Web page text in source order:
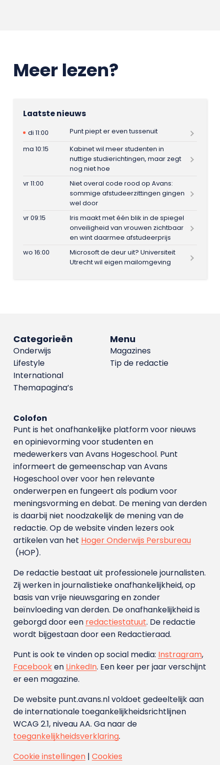
Meer lezen?
Laatste nieuws
di 11:00
Punt piept er even tussenuit
ma 10:15
Kabinet wil meer studenten in
nuttige studierichtingen, maar zegt
nog niet hoe
vr 11:00
Niet overal code rood op Avans:
sommige afstudeerzittingen gingen
wel door
vr 09:15
Iris maakt met één blik in de spiegel
onveiligheid van vrouwen zichtbaar
en wint daarmee afstudeerprijs
wo 16:00
Microsoft de deur uit? Universiteit
Utrecht wil eigen mailomgeving
Menu
Magazines
Tip de redactie
Categorieën
Onderwijs
Lifestyle
International
Themapagina’s
Colofon
Punt is het onafhankelijke platform voor nieuws
en opinievorming voor studenten en
medewerkers van Avans Hoge­school. Punt
informeert de gemeenschap van Avans
Hogeschool over voor hen relevante
onderwerpen en fungeert als podium voor
meningsvorming en debat. De mening van derden
is daarbij niet noodzakelijk de mening van de
redactie. Op de website vinden lezers ook
artikelen van het Hoger Onderwijs Persbureau
(HOP).
De redactie bestaat uit professionele journalisten.
Zij werken in journalistieke onafhankelijkheid, op
basis van vrije nieuwsgaring en zonder
beïnvloeding van derden. De onafhankelijkheid is
geborgd door een redactiestatuut. De redactie
wordt bijgestaan door een Redactieraad.
Punt is ook te vinden op social media: Instragram,
Facebooken LinkedIn. Een keer per jaar verschijnt
er een magazine.
De website punt.avans.nl voldoet gedeeltelijk aan
de internationale toegankelijkheidsrichtlijnen
WCAG 2.1, niveau AA. Ga naar de
toegankelijkheidsverklaring.
Cookie instellingen| Cookies